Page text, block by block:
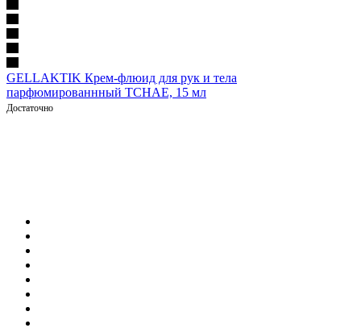
GELLAKTIK Крем-флюид для рук и тела
парфюмированнный TCHAE, 15 мл
Достаточно